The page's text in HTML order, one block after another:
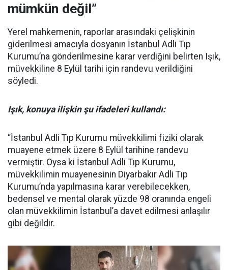
mümkün değil”
Yerel mahkemenin, raporlar arasındaki çelişkinin
giderilmesi amacıyla dosyanın İstanbul Adli Tıp
Kurumu’na gönderilmesine karar verdiğini belirten Işık,
müvekkiline 8 Eylül tarihi için randevu verildiğini
söyledi.
Işık, konuya ilişkin şu ifadeleri kullandı:
“İstanbul Adli Tıp Kurumu müvekkilimi fiziki olarak
muayene etmek üzere 8 Eylül tarihine randevu
vermiştir. Oysa ki İstanbul Adli Tıp Kurumu,
müvekkilimin muayenesinin Diyarbakır Adli Tıp
Kurumu’nda yapılmasına karar verebilecekken,
bedensel ve mental olarak yüzde 98 oranında engeli
olan müvekkilimin İstanbul’a davet edilmesi anlaşılır
gibi değildir.